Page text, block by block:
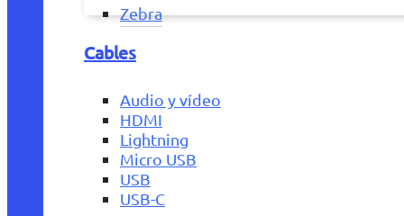
Zebra
Cables
Audio y vídeo
HDMI
Lightning
Micro USB
USB
USB-C